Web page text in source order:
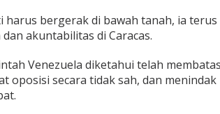
harus bergerak di bawah tanah, ia
akuntabilitas di Caracas.
Venezuela diketahui telah
oposisi secara tidak sah, dan